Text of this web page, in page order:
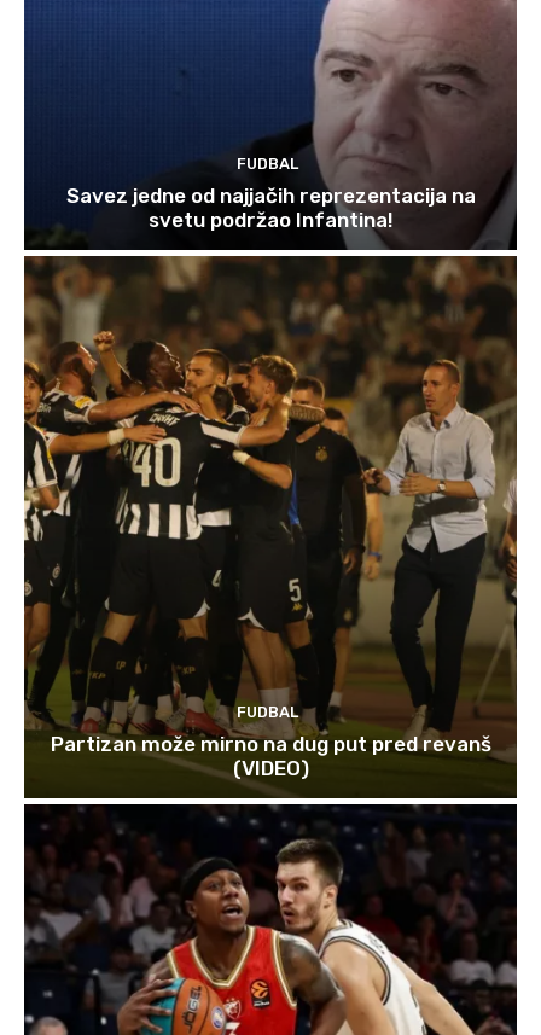
FUDBAL
Savez jedne od najjačih reprezentacija na
svetu podržao Infantina!
FUDBAL
Partizan može mirno na dug put pred revanš
(VIDEO)